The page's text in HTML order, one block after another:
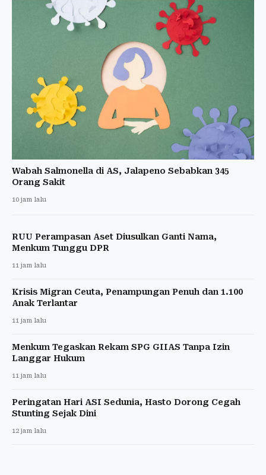
Wabah Salmonella di AS, Jalapeno Sebabkan 345
Orang Sakit
10 jam lalu
RUU Perampasan Aset Diusulkan Ganti Nama,
Menkum Tunggu DPR
11 jam lalu
Krisis Migran Ceuta, Penampungan Penuh dan 1.100
Anak Terlantar
11 jam lalu
Menkum Tegaskan Rekam SPG GIIAS Tanpa Izin
Langgar Hukum
11 jam lalu
Peringatan Hari ASI Sedunia, Hasto Dorong Cegah
Stunting Sejak Dini
12 jam lalu